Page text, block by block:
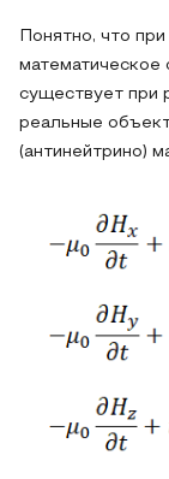
Понятно, что
математическое
существует при
реальные
(антинейтрино)